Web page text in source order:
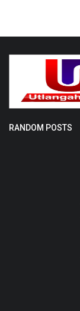
RANDOM POSTS